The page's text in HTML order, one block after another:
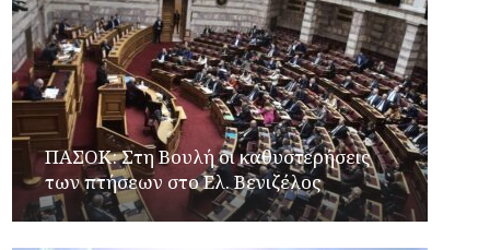
ΠΑΣΟΚ: Στη Βουλή οι καθυστερήσεις
των πτήσεων στο Ελ. Βενιζέλος